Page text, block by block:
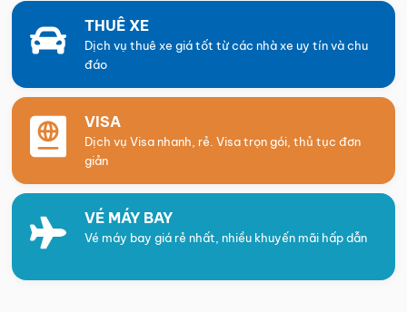
THUÊ XE
Dịch vụ thuê xe giá tốt từ các nhà xe uy tín và chu
đáo
VISA
Dịch vụ Visa nhanh, rẻ. Visa trọn gói, thủ tục đơn
giản
VÉ MÁY BAY
Vé máy bay giá rẻ nhất, nhiều khuyến mãi hấp dẫn